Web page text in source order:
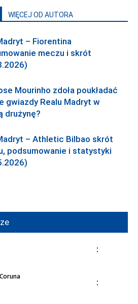
WIĘCEJ OD AUTORA
– Fiorentina
meczu i skrót
Mourinho zdoła poukładać
gwiazdy Realu Madryt w
drużynę?
– Athletic Bilbao skrót
podsumowanie i statystyki
:
: